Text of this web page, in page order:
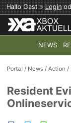
Hallo Gast »Login
NEWS
TOP-THEMEN:
Portal / News /Action /
Resident